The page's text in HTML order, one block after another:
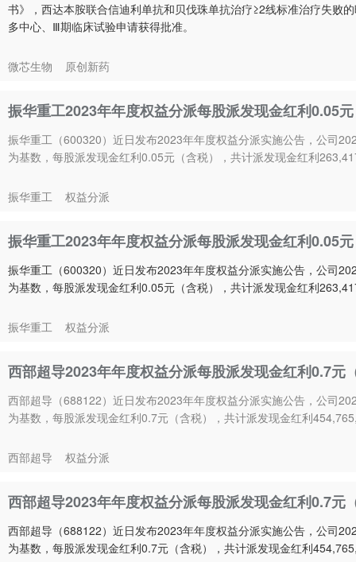
书》，西达本胺联合信迪利单抗和贝伐珠单抗治疗≥2线标准治疗失败
多中心、Ⅲ期临床试验申请获得批准。
微芯生物 原创新药
振华重工2023年年度权益分派每股派发现金红利0.05
振华重工（600320）近日发布2023年年度权益分派实施公告，公司
为基数，每股派发现金红利0.05元（含税），共计派发现金红利
振华重工 权益分派
振华重工2023年年度权益分派每股派发现金红利0.05
振华重工（600320）近日发布2023年年度权益分派实施公告，公司
为基数，每股派发现金红利0.05元（含税），共计派发现金红利
振华重工 权益分派
西部超导2023年年度权益分派每股派发现金红利0.7元
西部超导（688122）近日发布2023年年度权益分派实施公告，公司
为基数，每股派发现金红利0.7元（含税），共计派发现金红利
西部超导 权益分派
西部超导2023年年度权益分派每股派发现金红利0.7元
西部超导（688122）近日发布2023年年度权益分派实施公告，公司
为基数，每股派发现金红利0.7元（含税），共计派发现金红利